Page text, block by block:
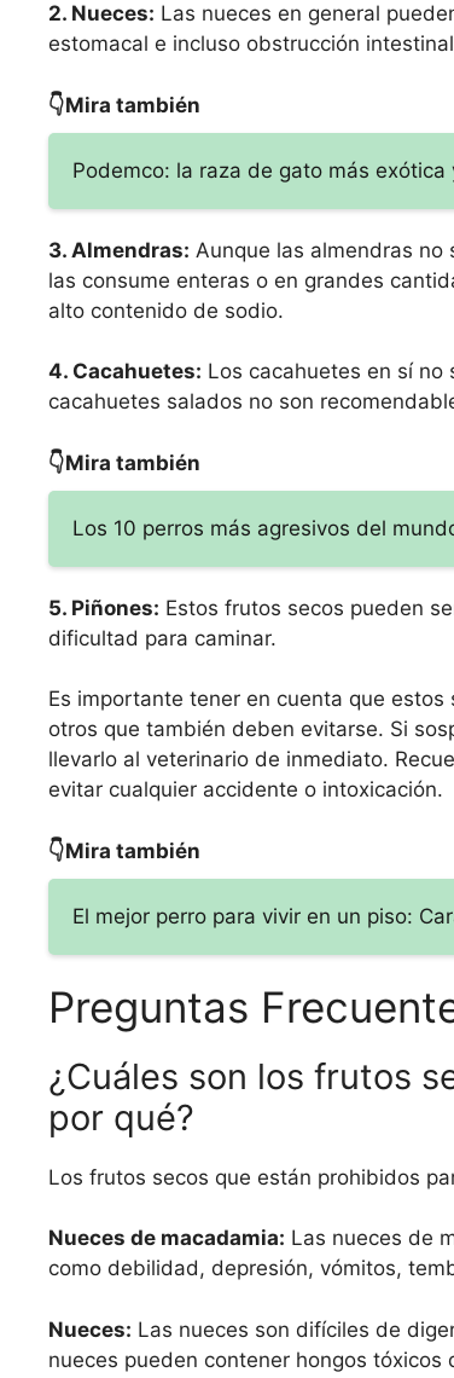
2. Nueces: Las nueces en general
estomacal e incluso obstrucción
👇Mira también
Podemco: la raza de gato más
3. Almendras: Aunque las almendras
las consume enteras o en grandes
alto contenido de sodio.
4. Cacahuetes: Los cacahuetes en sí
cacahuetes salados no son
👇Mira también
Los 10 perros más agresivos del
5. Piñones: Estos frutos secos pueden
dificultad para caminar.
Es importante tener en cuenta que
otros que también deben evitarse. Si
llevarlo al veterinario de inmediato.
evitar cualquier accidente o intoxicación.
👇Mira también
El mejor perro para vivir en un piso:
Preguntas
¿Cuáles son los frutos
por qué?
Los frutos secos que están prohibidos
Nueces de macadamia: Las nueces de
como debilidad, depresión, vómitos,
Nueces: Las nueces son difíciles de
nueces pueden contener hongos